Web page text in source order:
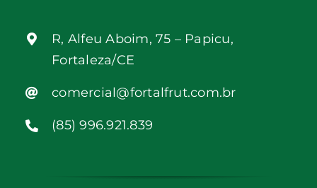
R, Alfeu Aboim, 75 – Papicu,
Fortaleza/CE
comercial@fortalfrut.com.br
(85) 996.921.839